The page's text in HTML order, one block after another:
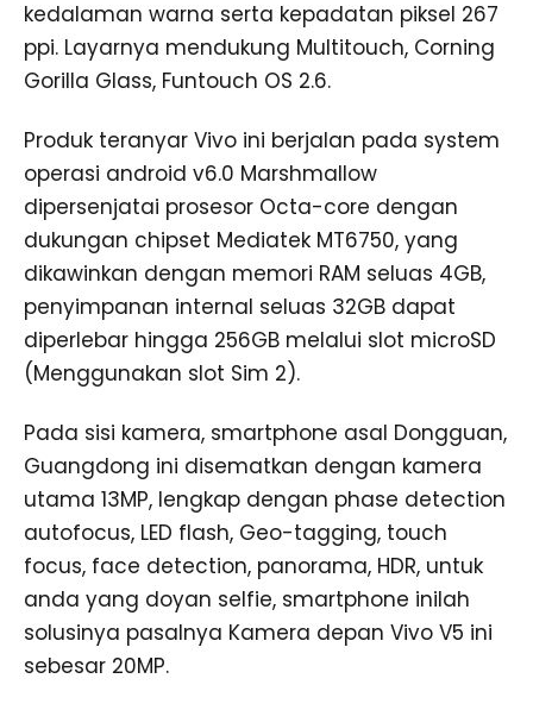
kedalaman warna serta kepadatan piksel 267
ppi. Layarnya mendukung Multitouch, Corning
Gorilla Glass, Funtouch OS 2.6.
Produk teranyar Vivo ini berjalan pada system
operasi android v6.0 Marshmallow
dipersenjatai prosesor Octa-core dengan
dukungan chipset Mediatek MT6750, yang
dikawinkan dengan memori RAM seluas 4GB,
penyimpanan internal seluas 32GB dapat
diperlebar hingga 256GB melalui slot microSD
(Menggunakan slot Sim 2).
Pada sisi kamera, smartphone asal Dongguan,
Guangdong ini disematkan dengan kamera
utama 13MP, lengkap dengan phase detection
autofocus, LED flash, Geo-tagging, touch
focus, face detection, panorama, HDR, untuk
anda yang doyan selfie, smartphone inilah
solusinya pasalnya Kamera depan Vivo V5 ini
sebesar 20MP.